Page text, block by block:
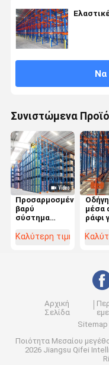
Να
Συνιστώμενα
Προσαρμοσμένο,
βαρύ
σύστημα
ράφι
Καλύτερη τιμή
μέσα
ράφι
Αρχική
Σελίδα
Sitemap
Ποιότητα Μεσαίου
2026 Jiangsu Qifei